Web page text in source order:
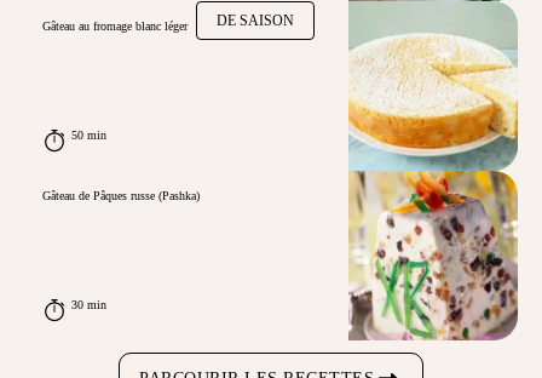
DE SAISON
Gâteau au fromage blanc léger
50 min
Gâteau de Pâques russe (Pashka)
30 min